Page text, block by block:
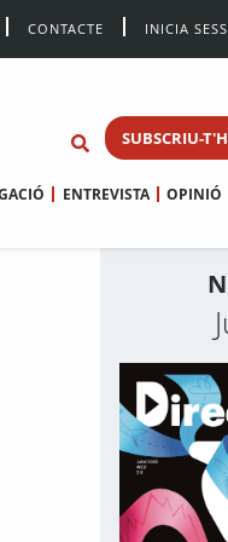
CONTACTE INICIA
SUBSCRIU-
ENTREVISTA OPINIÓ